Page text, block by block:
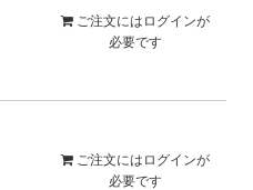
ご注文には ログインが
必要です
ご注文には ログインが
必要です